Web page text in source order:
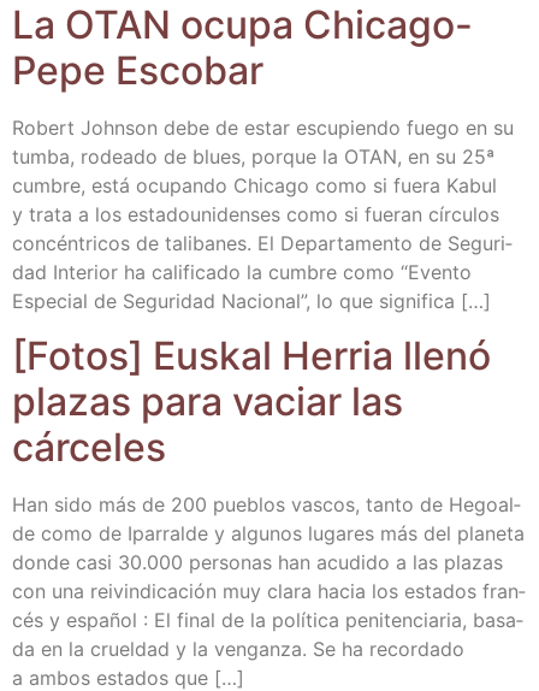
La OTAN ocu­pa Chica­go-
Pepe Escobar
Robert John­son debe de estar escu­pien­do fue­go en su
tum­ba, rodea­do de blues, por­que la OTAN, en su 25ª
cum­bre, está ocu­pan­do Chica­go como si fue­ra Kabul
y tra­ta a los esta­dou­ni­den­ses como si fue­ran círcu­los
con­cén­tri­cos de tali­ba­nes. El Depar­ta­men­to de Segu­ri­
dad Inte­rior ha cali­fi­ca­do la cum­bre como “Even­to
Espe­cial de Segu­ri­dad Nacio­nal”, lo que significa […]
[Fotos] Eus­kal Herria lle­nó
pla­zas para vaciar las
cárceles
Han sido más de 200 pue­blos vas­cos, tan­to de Hegoal­
de como de Ipa­rral­de y algu­nos luga­res más del pla­ne­ta
don­de casi 30.000 per­so­nas han acu­di­do a las pla­zas
con una rei­vin­di­ca­ción muy cla­ra hacia los esta­dos fran­
cés y espa­ñol : El final de la polí­ti­ca peni­ten­cia­ria, basa­
da en la cruel­dad y la ven­gan­za. Se ha recor­da­do
a ambos esta­dos que […]